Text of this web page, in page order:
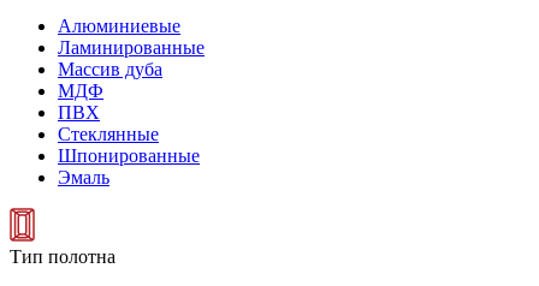
Алюминиевые
Ламинированные
Массив дуба
МДФ
ПВХ
Стеклянные
Шпонированные
Эмаль
Тип полотна